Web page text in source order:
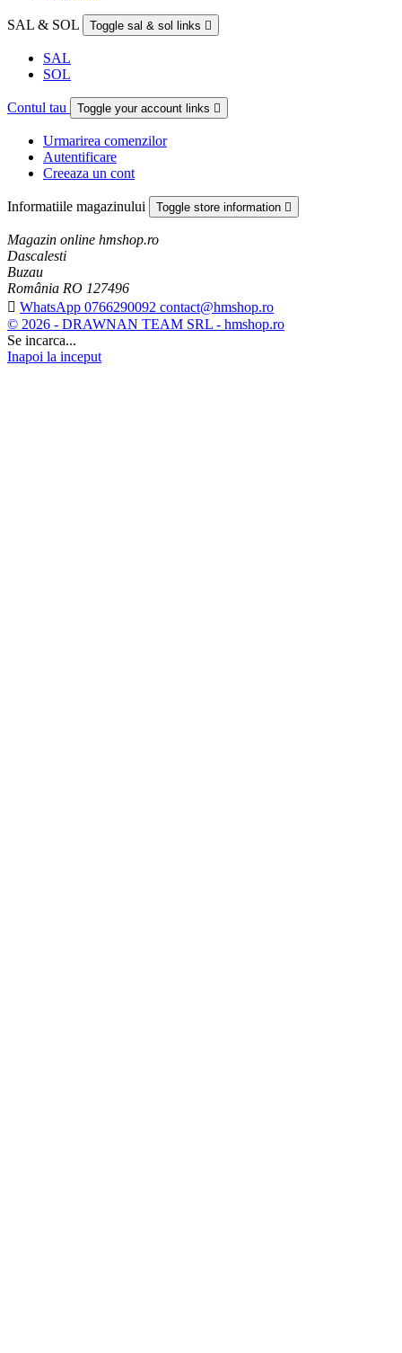
SAL & SOL Toggle sal & sol links 
SAL
SOL
Contul tau Toggle your account links 
Urmarirea comenzilor
Autentificare
Creeaza un cont
Informatiile magazinului Toggle store information 
Magazin online hmshop.ro
Dascalesti
Buzau
România RO 127496
 WhatsApp 0766290092 contact@hmshop.ro
© 2026 - DRAWNAN TEAM SRL - hmshop.ro
Se incarca...
Inapoi la inceput